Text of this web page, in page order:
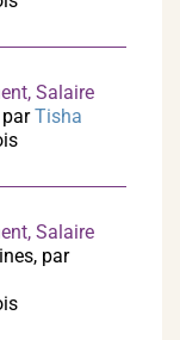
Salaire
Tisha
Salaire
par